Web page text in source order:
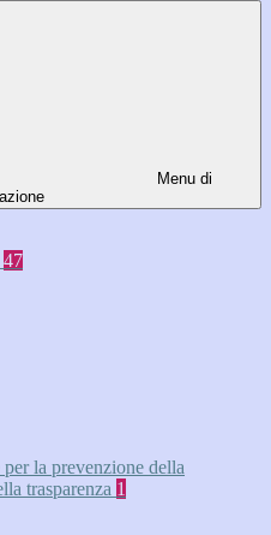
Menu di
47
la prevenzione della
trasparenza 1